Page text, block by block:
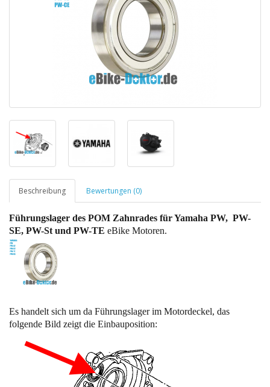
Beschreibung Bewertungen (0)
Führungslager des POM Zahnrades für Yamaha PW, PW-
SE, PW-St und PW-TE eBike Motoren.
Es handelt sich um da Führungslager im Motordeckel, das
folgende Bild zeigt die Einbauposition: